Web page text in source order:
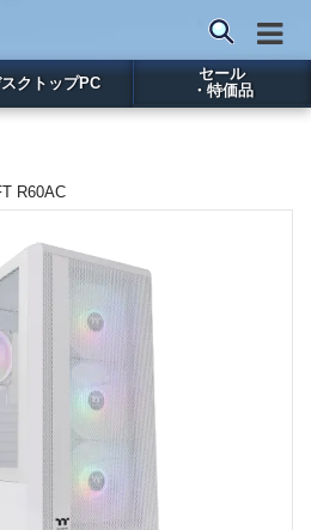
クトップPC
セール
・特価品
R60AC